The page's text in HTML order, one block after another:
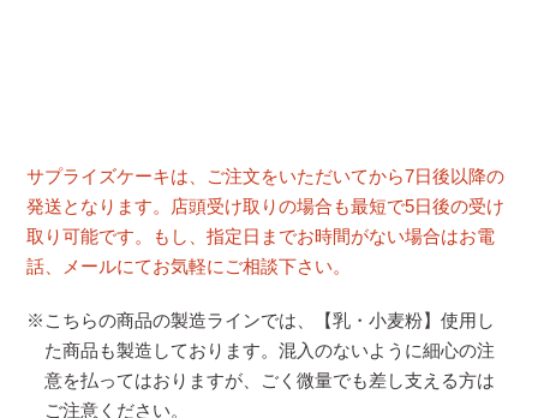
サプライズケーキは、ご注文をいただいてから7日後以降の
発送となります。店頭受け取りの場合も最短で5日後の受け
取り可能です。もし、指定日までお時間がない場合はお電
話、メールにてお気軽にご相談下さい。
※こちらの商品の製造ラインでは、【乳・小麦粉】使用し
た商品も製造しております。混入のないように細心の注
意を払ってはおりますが、ごく微量でも差し支える方は
ご注意ください。